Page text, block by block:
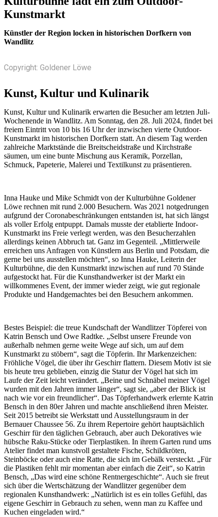
Kunstmarkt
Künstler der Region locken in historischen Dorfkern von
Wandlitz
Copyright: Goldener Löwe
Kunst, Kultur und Kulinarik
Kunst, Kultur und Kulinarik erwarten die Besucher am letzten Juli-
Wochenende in Wandlitz. Am Sonntag, den 28. Juli 2024, findet bei
freiem Eintritt von 10 bis 16 Uhr der inzwischen vierte Outdoor-
Kunstmarkt im historischen Dorfkern statt. An diesem Tag werden
zahlreiche Marktstände die Breitscheidstraße und Kirchstraße
säumen, um eine bunte Mischung aus Keramik, Porzellan,
Schmuck, Papeterie, Malerei und Textilkunst zu präsentieren.
Inna Hauke und Mike Schmidt von der Kulturbühne Goldener
Löwe rechnen mit rund 2.000 Besuchern. Was 2021 notgedrungen
aufgrund der Coronabeschränkungen entstanden ist, hat sich längst
als voller Erfolg entpuppt. Damals musste der etablierte Indoor-
Kunstmarkt ins Freie verlegt werden, was den Besucherzahlen
allerdings keinen Abbruch tat. Ganz im Gegenteil. „Mittlerweile
erreichen uns Anfragen von Künstlern aus Berlin und Potsdam, die
gerne bei uns ausstellen möchten“, so Inna Hauke, Leiterin der
Kulturbühne, die den Kunstmarkt inzwischen auf rund 70 Stände
aufgestockt hat. Für die Kunsthandwerker ist der Markt ein
willkommenes Event, der immer wieder zeigt, wie gut regionale
Produkte und Handgemachtes bei den Besuchern ankommen.
Bestes Beispiel: die treue Kundschaft der Wandlitzer Töpferei von
Katrin Bensch und Owe Radtke. „Selbst unsere Freunde von
außerhalb nehmen gerne weite Wege auf sich, um auf dem
Kunstmarkt zu stöbern“, sagt die Töpferin. Ihr Markenzeichen:
Fröhliche Vögel, die über ihr Geschirr flattern. Diesem Motiv ist sie
bis heute treu geblieben, einzig die Statur der Vögel hat sich im
Laufe der Zeit leicht verändert. „Beine und Schnäbel meiner Vögel
wurden mit den Jahren immer länger“, sagt sie, „aber der Blick ist
nach wie vor ein freundlicher“. Das Töpferhandwerk erlernte Katrin
Bensch in den 80er Jahren und machte anschließend ihren Meister.
Seit 2015 betreibt sie Werkstatt und Ausstellungsraum in der
Bernauer Chaussee 56. Zu ihrem Repertoire gehört hauptsächlich
Geschirr für den täglichen Gebrauch, aber auch Dekoratives wie
hübsche Raku-Stücke oder Tierplastiken. In ihrem Garten rund ums
Atelier findet man kunstvoll gestaltete Fische, Schildkröten,
Steinböcke oder auch eine Ratte, die sich im Gebälk versteckt. „Für
die Plastiken fehlt mir momentan aber einfach die Zeit“, so Katrin
Bensch, „Das wird eine schöne Rentnergeschichte“. Auch sie freut
sich über die Wertschätzung der Wandlitzer gegenüber dem
regionalen Kunsthandwerk: „Natürlich ist es ein tolles Gefühl, das
eigene Geschirr in Gebrauch zu sehen, wenn man zu Kaffee und
Kuchen eingeladen wird.“